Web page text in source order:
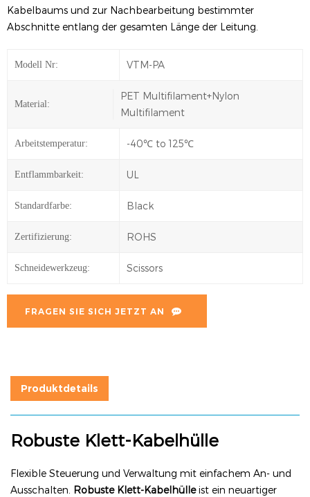
Kabelbaums und zur Nachbearbeitung bestimmter
Abschnitte entlang der gesamten Länge der Leitung.
Modell Nr: VTM-PA
Material:
PET Multifilament+Nylon
Multifilament
Arbeitstemperatur: -40℃ to 125℃
Entflammbarkeit: UL
Standardfarbe: Black
Zertifizierung: ROHS
Schneidewerkzeug: Scissors
FRAGEN SIE SICH JETZT AN
Produktdetails
Robuste Klett-Kabelhülle
Flexible Steuerung und Verwaltung mit einfachem An- und
Ausschalten. Robuste Klett-Kabelhülleist ein neuartiger